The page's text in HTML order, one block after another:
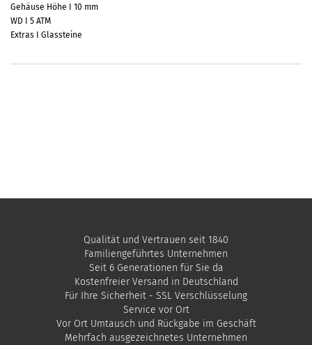
Gehäuse Höhe I 10 mm
WD I 5 ATM
Extras I Glassteine
Qualität und Vertrauen seit 1840
Familiengeführtes Unternehmen
Seit 6 Generationen für Sie da
Kostenfreier Versand in Deutschland
Für Ihre Sicherheit - SSL Verschlüsselung
Service vor Ort
Vor Ort Umtausch und Rückgabe im Geschäft
Mehrfach ausgezeichnetes Unternehmen